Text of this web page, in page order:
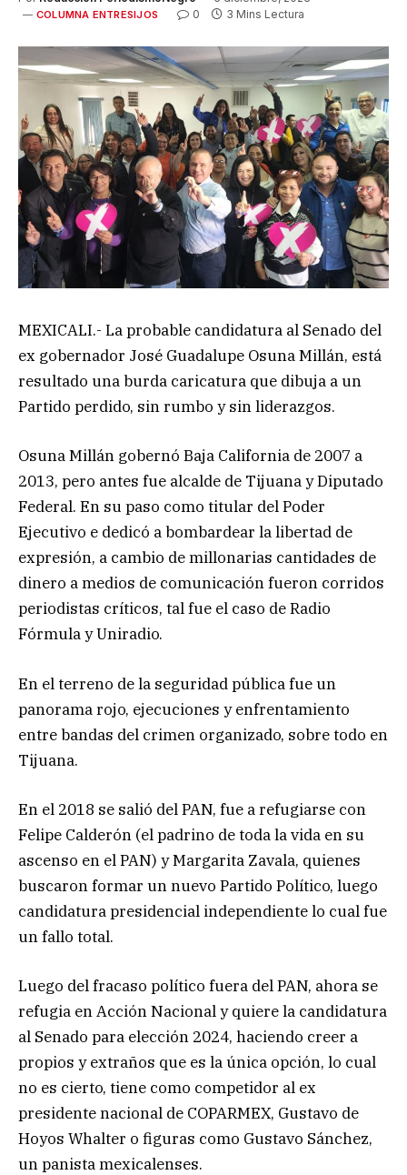
COLUMNA ENTRESIJOS 0 3 Mins Lectura
MEXICALI.- La probable candidatura al Senado del
ex gobernador José Guadalupe Osuna Millán, está
resultado una burda caricatura que dibuja a un
Partido perdido, sin rumbo y sin liderazgos.
Osuna Millán gobernó Baja California de 2007 a
2013, pero antes fue alcalde de Tijuana y Diputado
Federal. En su paso como titular del Poder
Ejecutivo e dedicó a bombardear la libertad de
expresión, a cambio de millonarias cantidades de
dinero a medios de comunicación fueron corridos
periodistas críticos, tal fue el caso de Radio
Fórmula y Uniradio.
En el terreno de la seguridad pública fue un
panorama rojo, ejecuciones y enfrentamiento
entre bandas del crimen organizado, sobre todo en
Tijuana.
En el 2018 se salió del PAN, fue a refugiarse con
Felipe Calderón (el padrino de toda la vida en su
ascenso en el PAN) y Margarita Zavala, quienes
buscaron formar un nuevo Partido Político, luego
candidatura presidencial independiente lo cual fue
un fallo total.
Luego del fracaso político fuera del PAN, ahora se
refugia en Acción Nacional y quiere la candidatura
al Senado para elección 2024, haciendo creer a
propios y extraños que es la única opción, lo cual
no es cierto, tiene como competidor al ex
presidente nacional de COPARMEX, Gustavo de
Hoyos Whalter o figuras como Gustavo Sánchez,
un panista mexicalenses.